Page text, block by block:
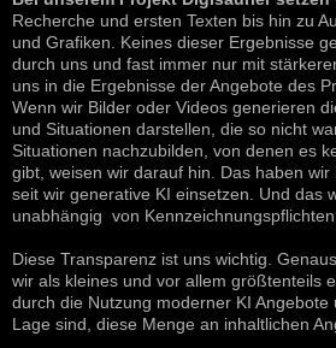
Recherche und ersten Texten bis hin zu
und Grafiken. Keines dieser Ergebnisse
durch uns und fast immer nur mit
uns in die Ergebnisse der Angebote des
Wenn wir Bilder oder Videos generieren
und Situationen darstellen, die so nicht
Situationen nachzubilden, von denen es
gibt, weisen wir darauf hin. Das haben wir
seit wir generative KI einsetzen. Und das
unabhängig von Kennzeichnungspflichten
Diese Transparenz ist uns wichtig.
wir als kleines und vor allem größtenteils
durch die Nutzung moderner KI
Lage sind, diese Menge an inhaltlichen